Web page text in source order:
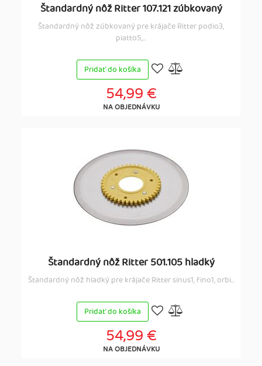
Štandardný nôž Ritter 107.121 zúbkovaný
Štandardný nôž zúbkovaný pre krájače Ritter podio3,
piatto5,...
Pridať do košíka
54,99 €
NA OBJEDNÁVKU
Štandardný nôž Ritter 501.105 hladký
Štandardný nôž hladký pre krájače Ritter sinus1, fino1, orbi...
Pridať do košíka
54,99 €
NA OBJEDNÁVKU